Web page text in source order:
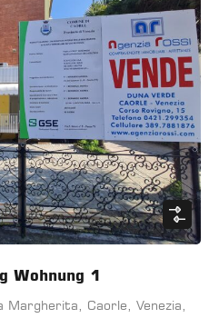
Wohnung 1
Caorle, Venezia,